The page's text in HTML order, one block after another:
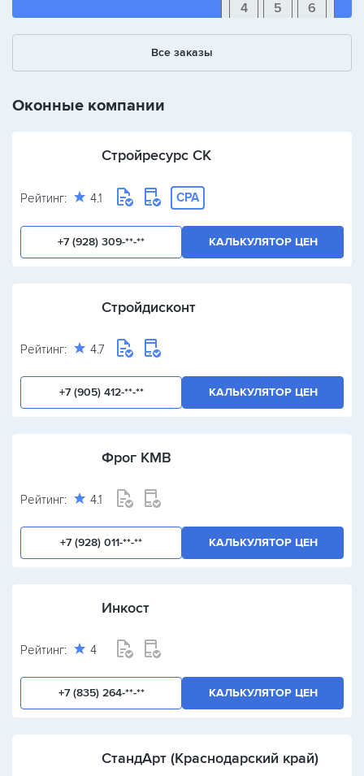
6
5
4
+ - /
Все заказы
Оконные компании
Стройресурс СК
Рейтинг: 4.1 CPA
+7 (928) 309-**-** КАЛЬКУЛЯТОР ЦЕН
Стройдисконт
Рейтинг: 4.7
+7 (905) 412-**-** КАЛЬКУЛЯТОР ЦЕН
Фрог КМВ
Рейтинг: 4.1
+7 (928) 011-**-** КАЛЬКУЛЯТОР ЦЕН
Инкост
Рейтинг: 4
+7 (835) 264-**-** КАЛЬКУЛЯТОР ЦЕН
СтандАрт (Краснодарский край)